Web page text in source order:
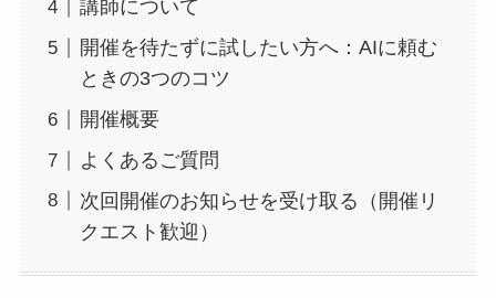
講師について
開催を待たずに試したい方へ：AIに頼む
ときの3つのコツ
開催概要
よくあるご質問
次回開催のお知らせを受け取る（開催リ
クエスト歓迎）